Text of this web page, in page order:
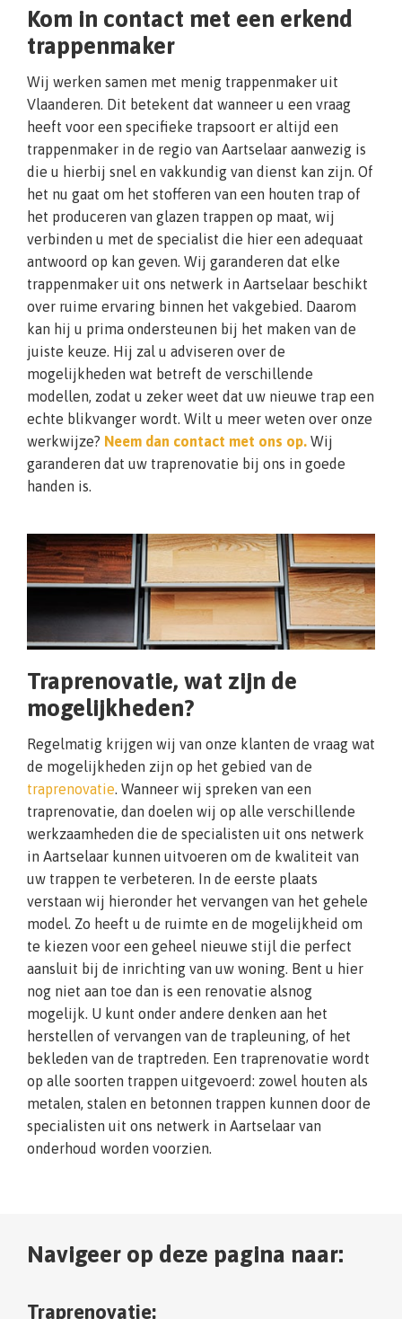
Kom in contact met een erkend
trappenmaker
Wij werken samen met menig trappenmaker uit
Vlaanderen. Dit betekent dat wanneer u een vraag
heeft voor een specifieke trapsoort er altijd een
trappenmaker in de regio van Aartselaar aanwezig is
die u hierbij snel en vakkundig van dienst kan zijn. Of
het nu gaat om het stofferen van een houten trap of
het produceren van glazen trappen op maat, wij
verbinden u met de specialist die hier een adequaat
antwoord op kan geven. Wij garanderen dat elke
trappenmaker uit ons netwerk in Aartselaar beschikt
over ruime ervaring binnen het vakgebied. Daarom
kan hij u prima ondersteunen bij het maken van de
juiste keuze. Hij zal u adviseren over de
mogelijkheden wat betreft de verschillende
modellen, zodat u zeker weet dat uw nieuwe trap een
echte blikvanger wordt. Wilt u meer weten over onze
werkwijze? Neem dan contact met ons op. Wij
garanderen dat uw traprenovatie bij ons in goede
handen is.
Traprenovatie, wat zijn de
mogelijkheden?
Regelmatig krijgen wij van onze klanten de vraag wat
de mogelijkheden zijn op het gebied van de
traprenovatie. Wanneer wij spreken van een
traprenovatie, dan doelen wij op alle verschillende
werkzaamheden die de specialisten uit ons netwerk
in Aartselaar kunnen uitvoeren om de kwaliteit van
uw trappen te verbeteren. In de eerste plaats
verstaan wij hieronder het vervangen van het gehele
model. Zo heeft u de ruimte en de mogelijkheid om
te kiezen voor een geheel nieuwe stijl die perfect
aansluit bij de inrichting van uw woning. Bent u hier
nog niet aan toe dan is een renovatie alsnog
mogelijk. U kunt onder andere denken aan het
herstellen of vervangen van de trapleuning, of het
bekleden van de traptreden. Een traprenovatie wordt
op alle soorten trappen uitgevoerd: zowel houten als
metalen, stalen en betonnen trappen kunnen door de
specialisten uit ons netwerk in Aartselaar van
onderhoud worden voorzien.
Navigeer op deze pagina naar:
Traprenovatie: